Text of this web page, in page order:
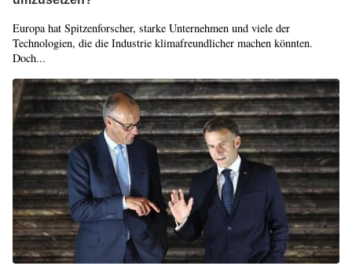
Europa hat Spitzenforscher, starke Unternehmen und viele der
Technologien, die die Industrie klimafreundlicher machen könnten.
Doch...